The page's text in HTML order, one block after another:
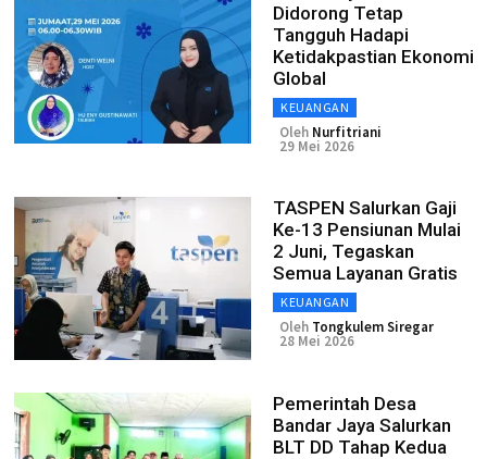
Didorong Tetap
Tangguh Hadapi
Ketidakpastian Ekonomi
Global
KEUANGAN
Oleh Nurfitriani
29 Mei 2026
TASPEN Salurkan Gaji
Ke-13 Pensiunan Mulai
2 Juni, Tegaskan
Semua Layanan Gratis
KEUANGAN
Oleh Tongkulem Siregar
28 Mei 2026
Pemerintah Desa
Bandar Jaya Salurkan
BLT DD Tahap Kedua